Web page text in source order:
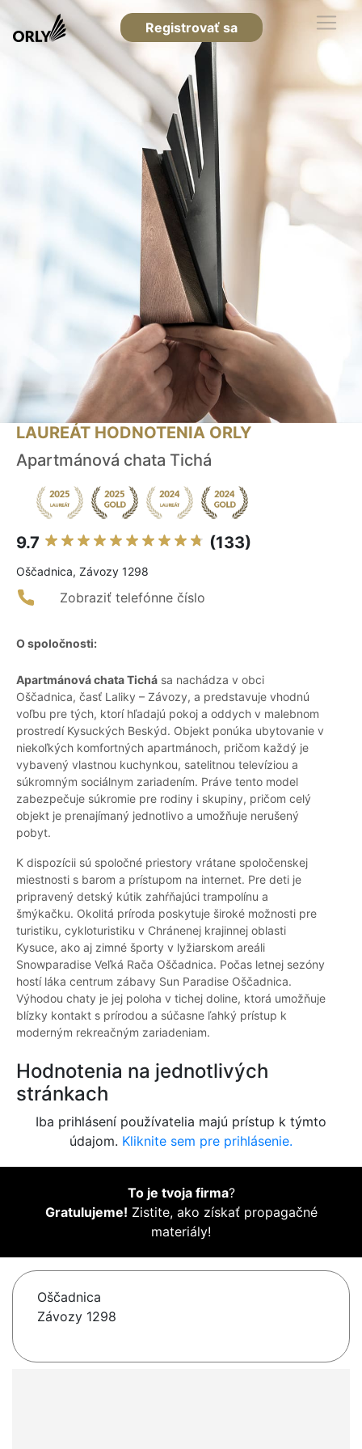
Registrovať sa
LAUREÁT HODNOTENIA ORLY
Apartmánová chata Tichá
9.7 (133)
Oščadnica, Závozy 1298
Zobraziť telefónne číslo
O spoločnosti:
Apartmánová chata Tichá sa nachádza v obci
Oščadnica, časť Laliky – Závozy, a predstavuje vhodnú
voľbu pre tých, ktorí hľadajú pokoj a oddych v malebnom
prostredí Kysuckých Beskýd. Objekt ponúka ubytovanie v
niekoľkých komfortných apartmánoch, pričom každý je
vybavený vlastnou kuchynkou, satelitnou televíziou a
súkromným sociálnym zariadením. Práve tento model
zabezpečuje súkromie pre rodiny i skupiny, pričom celý
objekt je prenajímaný jednotlivo a umožňuje nerušený
pobyt.
K dispozícii sú spoločné priestory vrátane spoločenskej
miestnosti s barom a prístupom na internet. Pre deti je
pripravený detský kútik zahŕňajúci trampolínu a
šmýkačku. Okolitá príroda poskytuje široké možnosti pre
turistiku, cykloturistiku v Chránenej krajinnej oblasti
Kysuce, ako aj zimné športy v lyžiarskom areáli
Snowparadise Veľká Rača Oščadnica. Počas letnej sezóny
hostí láka centrum zábavy Sun Paradise Oščadnica.
Výhodou chaty je jej poloha v tichej doline, ktorá umožňuje
blízky kontakt s prírodou a súčasne ľahký prístup k
moderným rekreačným zariadeniam.
Hodnotenia na jednotlivých
stránkach
Iba prihlásení používatelia majú prístup k týmto
údajom. Kliknite sem pre prihlásenie.
To je tvoja firma?
Gratulujeme! Zistite, ako získať propagačné
materiály!
Oščadnica
Závozy 1298